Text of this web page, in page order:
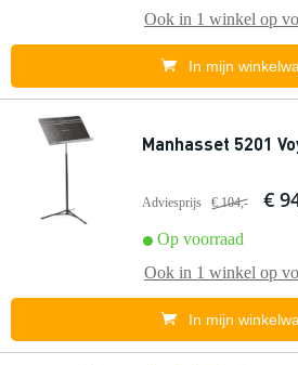
Ook in 1 winkel op
In mijn
Manhasset 5201
Adviesprijs € 104,- €
Op voorraad
Ook in 1 winkel op
In mijn